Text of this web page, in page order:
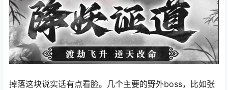
掉落这块说实话有点看脸。几个主要的野外boss，比如张